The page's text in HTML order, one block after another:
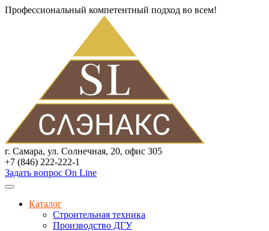
Профессиональный компетентный подход во всем!
г. Самара, ул. Солнечная, 20, офис 305
+7 (846) 222-222-1
Задать вопрос On Line
Каталог
Строительная техника
Производство ДГУ